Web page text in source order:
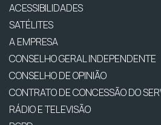
ACESSIBILIDADES
SATÉLITES
A EMPRESA
CONSELHO GERAL INDEPENDENTE
CONSELHO DE OPINIÃO
CONTRATO DE CONCESSÃO DO
RÁDIO E TELEVISÃO